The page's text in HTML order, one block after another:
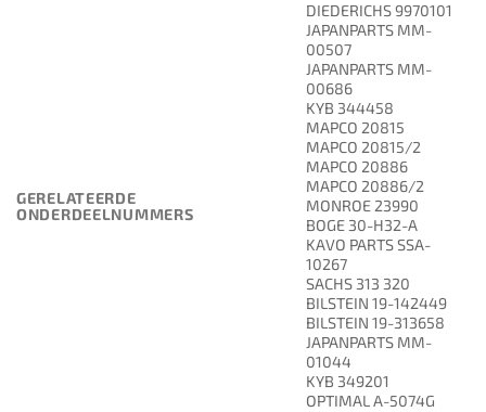
GERELATEERDE
ONDERDEELNUMMERS
DIEDERICHS 9970101
JAPANPARTS MM-
00507
JAPANPARTS MM-
00686
KYB 344458
MAPCO 20815
MAPCO 20815/2
MAPCO 20886
MAPCO 20886/2
MONROE 23990
BOGE 30-H32-A
KAVO PARTS SSA-
10267
SACHS 313 320
BILSTEIN 19-142449
BILSTEIN 19-313658
JAPANPARTS MM-
01044
KYB 349201
OPTIMAL A-5074G